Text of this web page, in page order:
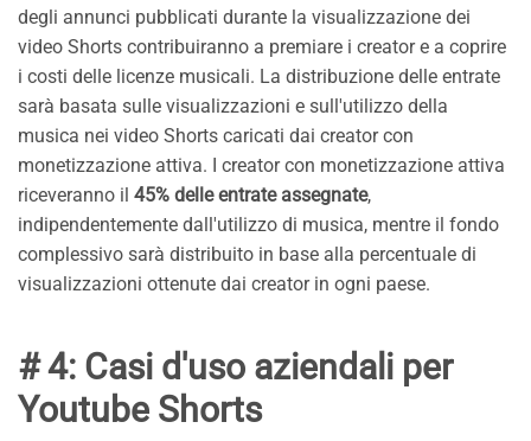
degli annunci pubblicati durante la visualizzazione dei
video Shorts contribuiranno a premiare i creator e a coprire
i costi delle licenze musicali. La distribuzione delle entrate
sarà basata sulle visualizzazioni e sull'utilizzo della
musica nei video Shorts caricati dai creator con
monetizzazione attiva. I creator con monetizzazione attiva
riceveranno il 45% delle entrate assegnate,
indipendentemente dall'utilizzo di musica, mentre il fondo
complessivo sarà distribuito in base alla percentuale di
visualizzazioni ottenute dai creator in ogni paese.
# 4: Casi d'uso aziendali per
Youtube Shorts